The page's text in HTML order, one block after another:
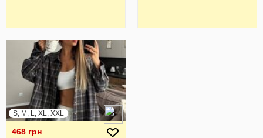
S, M, L, XL, XXL
468 грн